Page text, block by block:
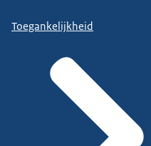
Toegankelijkheid